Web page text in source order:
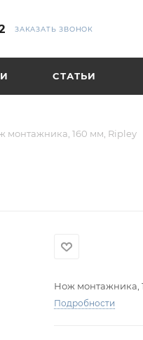
ЗАКАЗАТЬ ЗВОНОК
СТАТЬИ
монтажника, 160 мм, Ripley
Нож монтажника,
Подробности